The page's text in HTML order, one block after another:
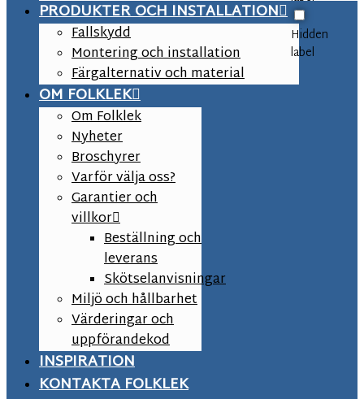
Hidden
label
PRODUKTER OCH INSTALLATION
Fallskydd
Montering och installation
Färgalternativ och material
OM FOLKLEK
Om Folklek
Nyheter
Broschyrer
Varför välja oss?
Garantier och
villkor
Beställning och
leverans
Skötselanvisningar
Miljö och hållbarhet
Värderingar och
uppförandekod
INSPIRATION
KONTAKTA FOLKLEK